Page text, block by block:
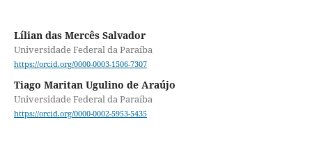
Lílian das Mercês Salvador
Universidade Federal da Paraíba
https://orcid.org/0000-0003-1506-7307
Tiago Maritan Ugulino de Araújo
Universidade Federal da Paraíba
https://orcid.org/0000-0002-5953-5435